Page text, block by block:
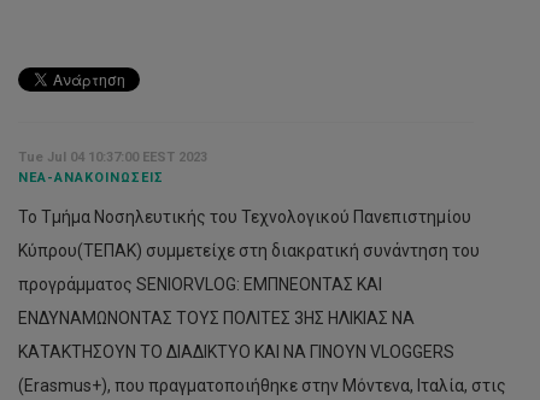
Tue Jul 04 10:37:00 EEST 2023
ΝΈΑ-ΑΝΑΚΟΙΝΏΣΕΙΣ
Το Τμήμα Νοσηλευτικής του Τεχνολογικού Πανεπιστημίου
Κύπρου(ΤΕΠΑΚ) συμμετείχε στη διακρατική συνάντηση του
προγράμματος SENIORVLOG: ΕΜΠΝΕΟΝΤΑΣ ΚΑΙ
ΕΝΔΥΝΑΜΩΝΟΝΤΑΣ ΤΟΥΣ ΠΟΛΙΤΕΣ 3ΗΣ ΗΛΙΚΙΑΣ ΝΑ
ΚΑΤΑΚΤΗΣΟΥΝ ΤΟ ΔΙΑΔΙΚΤΥΟ ΚΑΙ ΝΑ ΓΙΝΟΥΝ VLOGGERS
(Erasmus+), που πραγματοποιήθηκε στην Μόντενα, Ιταλία, στις